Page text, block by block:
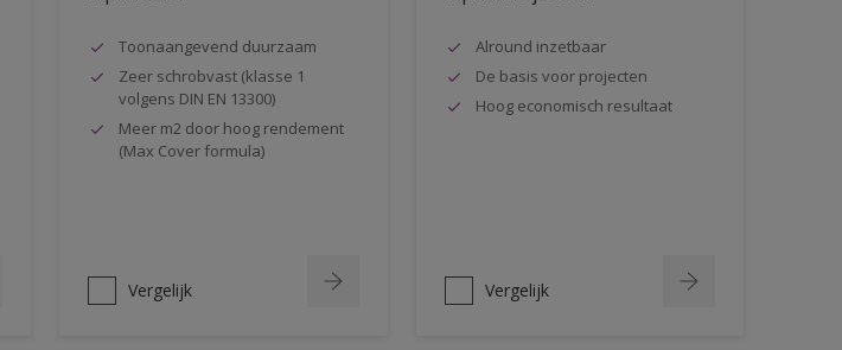
Toonaangevend duurzaam
Zeer schrobvast (klasse 1
volgens DIN EN 13300)
Meer m2 door hoog rendement
(Max Cover formula)
Vergelijk
Alround inzetbaar
De basis voor projecten
Hoog economisch resultaat
Vergelijk